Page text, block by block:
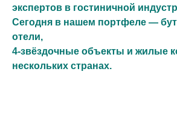
экспертов в гостиничной
Сегодня в нашем портфеле —
отели,
4-звёздочные объекты и жилые
нескольких странах.